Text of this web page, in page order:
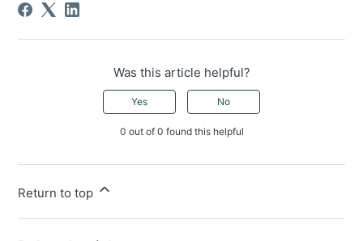
Was this article helpful?
Yes No
0 out of 0 found this helpful
Return to top